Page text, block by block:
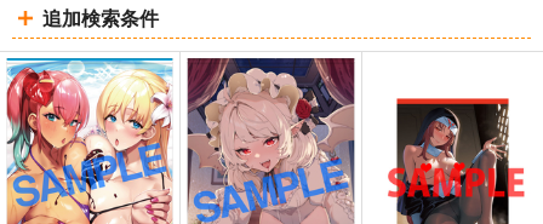
ム
表
ム
表
ム
表
追加検索条件